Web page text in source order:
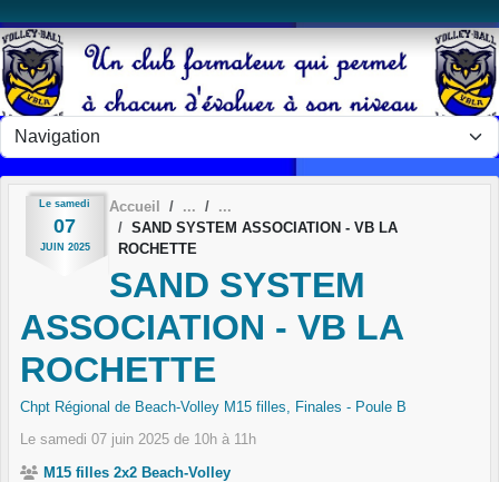
Le samedi
07
JUIN 2025
Accueil
SAND SYSTEM ASSOCIATION - VB LA
ROCHETTE
SAND SYSTEM
ASSOCIATION - VB LA
ROCHETTE
Chpt Régional de Beach-Volley M15 filles, Finales - Poule B
Le samedi 07 juin 2025 de 10h à 11h
M15 filles 2x2 Beach-Volley